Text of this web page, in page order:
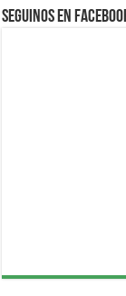
Seguinos en